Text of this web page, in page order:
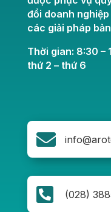
đổi doanh
các giải pháp
Thời gian: 8:30 –
thứ 2 – thứ 6

 (028)